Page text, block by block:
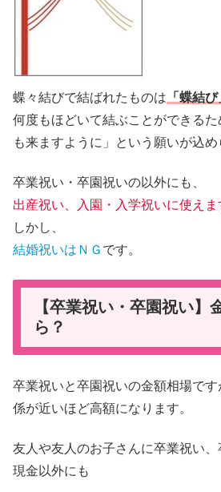
蝶々結びで結ばれたものは 「蝶結び
何度もほどいて結ぶことができる
も来ますように」という願いが込め
卒業祝い・卒園祝いの以外にも、
出産祝い、入園・入学祝いに使えま
しかし、
結婚祝いはＮＧ です。
【卒業祝い・卒園祝い】
ら？
卒業祝いと卒園祝いの金額相場で
係が近いほど高額になります。
友人や友人のお子さんに卒業祝い、
現金以外にも